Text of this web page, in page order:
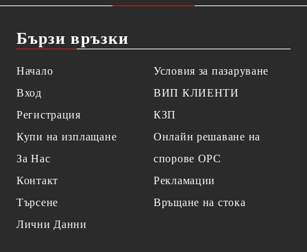
Бързи връзки
Начало
Вход
Регистрация
Купи на изплащане
За Нас
Контакт
Търсене
Лични Данни
Условия за пазаруване
ВИП КЛИЕНТИ
КЗП
Онлайн решаване на
спорове OPC
Рекламации
Връщане на стока